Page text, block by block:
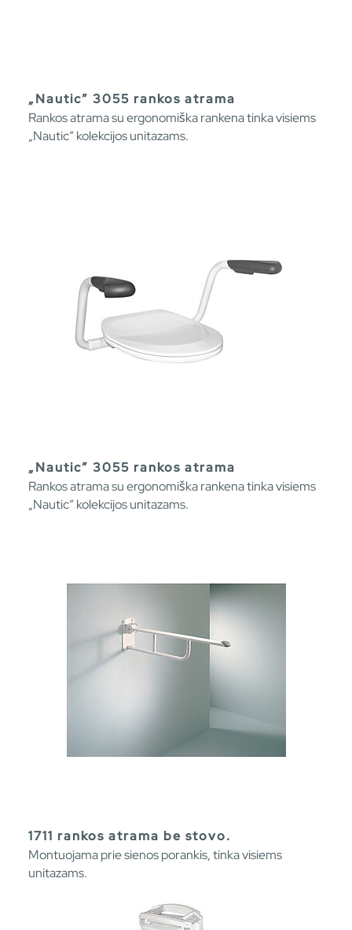
„Nautic” 3055 rankos atrama
Rankos atrama su ergonomiška rankena tinka visiems
„Nautic” kolekcijos unitazams.
„Nautic” 3055 rankos atrama
Rankos atrama su ergonomiška rankena tinka visiems
„Nautic” kolekcijos unitazams.
1711 rankos atrama be stovo.
Montuojama prie sienos porankis, tinka visiems
unitazams.